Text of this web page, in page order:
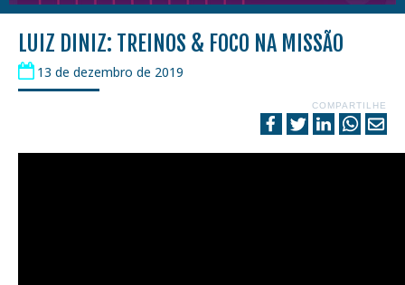
LUIZ DINIZ: TREINOS & FOCO NA MISSÃO
13 de dezembro de 2019
COMPARTILHE